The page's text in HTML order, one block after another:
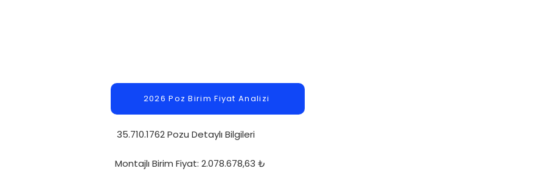
2026 Poz Birim Fiyat Analizi
35.710.1762 Pozu Detaylı Bilgileri
Montajlı Birim Fiyat: 2.078.678,63 ₺